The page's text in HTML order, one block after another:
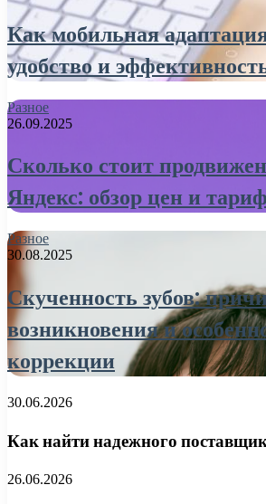
Как мобильная
удобство и
Разное
26.09.2025
Сколько стоит
Яндекс: обзор цен и
Разное
30.08.2025
Скученность зубов:
возникновения и
коррекции
30.06.2026
Как найти надежного
26.06.2026